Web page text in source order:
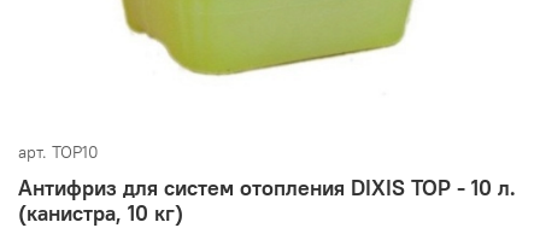
арт. TOP10
Антифриз для систем отопления DIXIS TOP - 10 л.
(канистра, 10 кг)